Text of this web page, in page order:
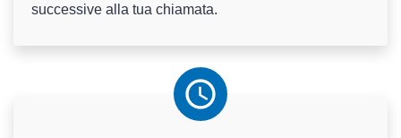
successive alla tua chiamata.